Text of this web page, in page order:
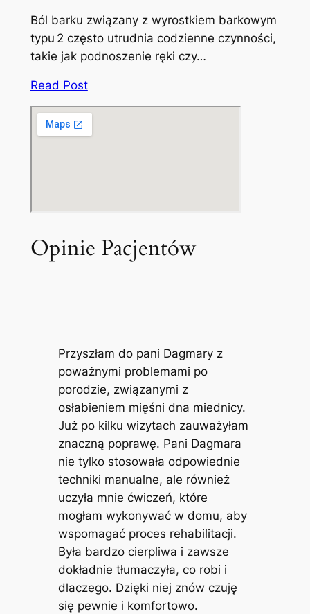
Ból barku związany z wyrostkiem barkowym
typu 2 często utrudnia codzienne czynności,
takie jak podnoszenie ręki czy…
Read Post
Opinie Pacjentów
Przyszłam do pani Dagmary z
poważnymi problemami po
porodzie, związanymi z
osłabieniem mięśni dna miednicy.
Już po kilku wizytach zauważyłam
znaczną poprawę. Pani Dagmara
nie tylko stosowała odpowiednie
techniki manualne, ale również
uczyła mnie ćwiczeń, które
mogłam wykonywać w domu, aby
wspomagać proces rehabilitacji.
Była bardzo cierpliwa i zawsze
dokładnie tłumaczyła, co robi i
dlaczego. Dzięki niej znów czuję
się pewnie i komfortowo.